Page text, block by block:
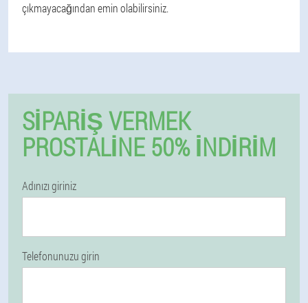
çıkmayacağından emin olabilirsiniz.
SIPARIŞ VERMEK
PROSTALINE 50% İNDIRIM
Adınızı giriniz
Telefonunuzu girin